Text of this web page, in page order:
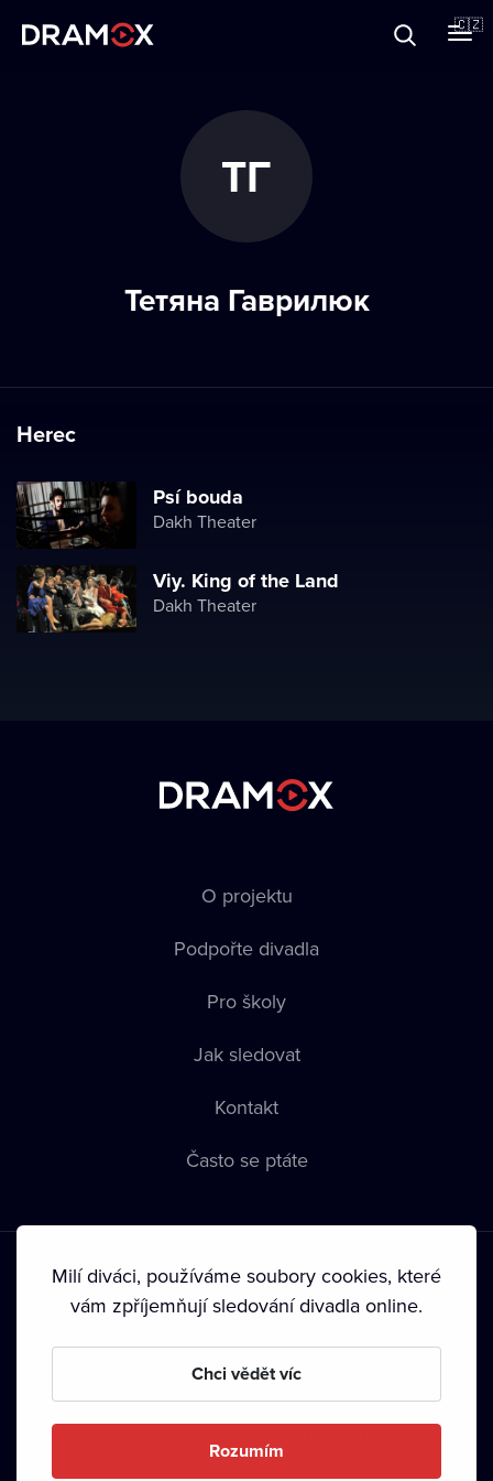
🇨🇿
ТГ
Тетяна Гаврилюк
Herec
Psí bouda
Dakh Theater
Viy. King of the Land
Dakh Theater
O projektu
Podpořte divadla
Pro školy
Jak sledovat
Kontakt
Často se ptáte
Podmínky používání • Ochrana soukromí • Zásady používání
• Autorská práva•
Milí diváci, používáme soubory cookies, které
vám zpříjemňují sledování divadla online.
Chci vědět víc
Rozumím